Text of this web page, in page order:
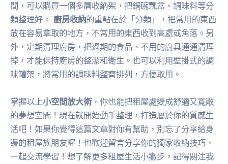
間，可以購買一個多層收納架，把鍋碗瓢盆、調味料等分
類整理好。 廚房收納的重點在於「分類」，把常用的東西
放在容易拿取的地方，不常用的東西收到高處或角落。另
外，定期清理廚房，把過期的食品、不用的廚具通通清理
掉，才能保持廚房的整潔和衛生。也可以利用壁掛式的調
味罐架，將常用的調味料整齊排列，方便取用。
掌握以上小空間放大術，你也能把租屋處變成舒適又寬敞
的夢想空間！現在就開始動手整理，打造屬於你的質感生
活吧！如果你覺得這篇文章對你有幫助，別忘了分享給身
邊的租屋族朋友喔！也歡迎留言分享你的獨家收納技巧，
一起交流學習！想了解更多租屋生活小撇步，記得關注我